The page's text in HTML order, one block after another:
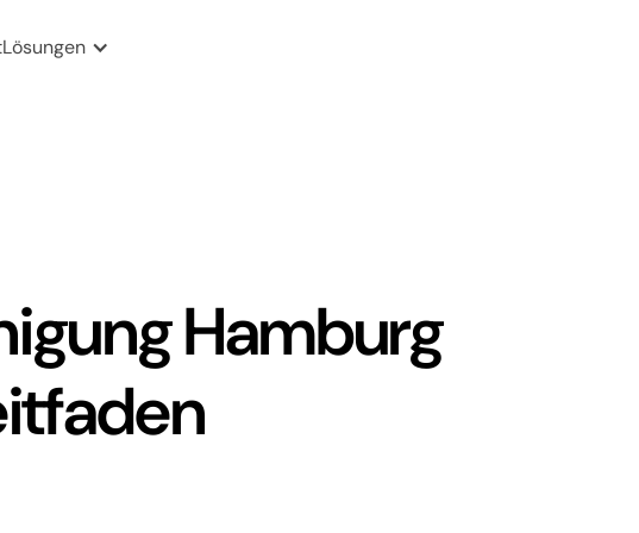
Lösungen
Hamburg